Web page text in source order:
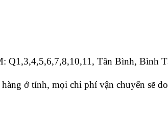
Q1,3,4,5,6,7,8,10,11, Tân Bình, Bình
ở tỉnh, mọi chi phí vận chuyển sẽ